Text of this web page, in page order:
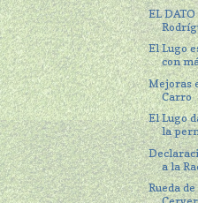
EL
El Lugo
con
Mejoras
Carro
El Lugo
la
a la
Rueda